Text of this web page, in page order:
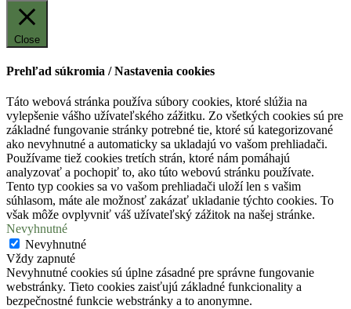
Close
Prehľad súkromia / Nastavenia cookies
Táto webová stránka používa súbory cookies, ktoré slúžia na
vylepšenie vášho užívateľského zážitku. Zo všetkých cookies sú pre
základné fungovanie stránky potrebné tie, ktoré sú kategorizované
ako nevyhnutné a automaticky sa ukladajú vo vašom prehliadači.
Používame tiež cookies tretích strán, ktoré nám pomáhajú
analyzovať a pochopiť to, ako túto webovú stránku používate.
Tento typ cookies sa vo vašom prehliadači uloží len s vašim
súhlasom, máte ale možnosť zakázať ukladanie týchto cookies. To
však môže ovplyvniť váš užívateľský zážitok na našej stránke.
Nevyhnutné
Nevyhnutné
Vždy zapnuté
Nevyhnutné cookies sú úplne zásadné pre správne fungovanie
webstránky. Tieto cookies zaisťujú základné funkcionality a
bezpečnostné funkcie webstránky a to anonymne.